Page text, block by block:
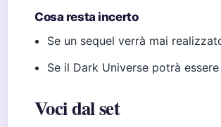
Cosa resta incerto
Se un sequel verrà mai
Se il Dark Universe potrà
Voci dal set